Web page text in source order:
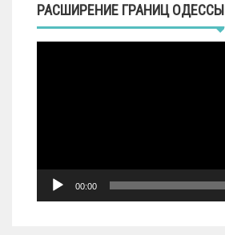
РАСШИРЕНИЕ ГРАНИЦ ОДЕССЫ
00:00